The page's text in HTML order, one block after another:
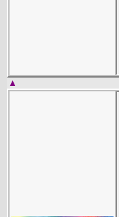
▲